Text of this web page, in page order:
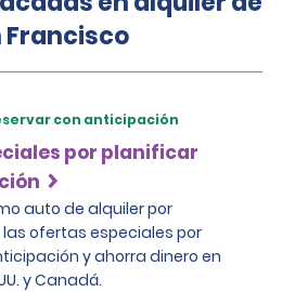
Francisco
con anticipación
por planificar
auto de alquiler por
ofertas especiales por
y ahorra dinero en
y Canadá.